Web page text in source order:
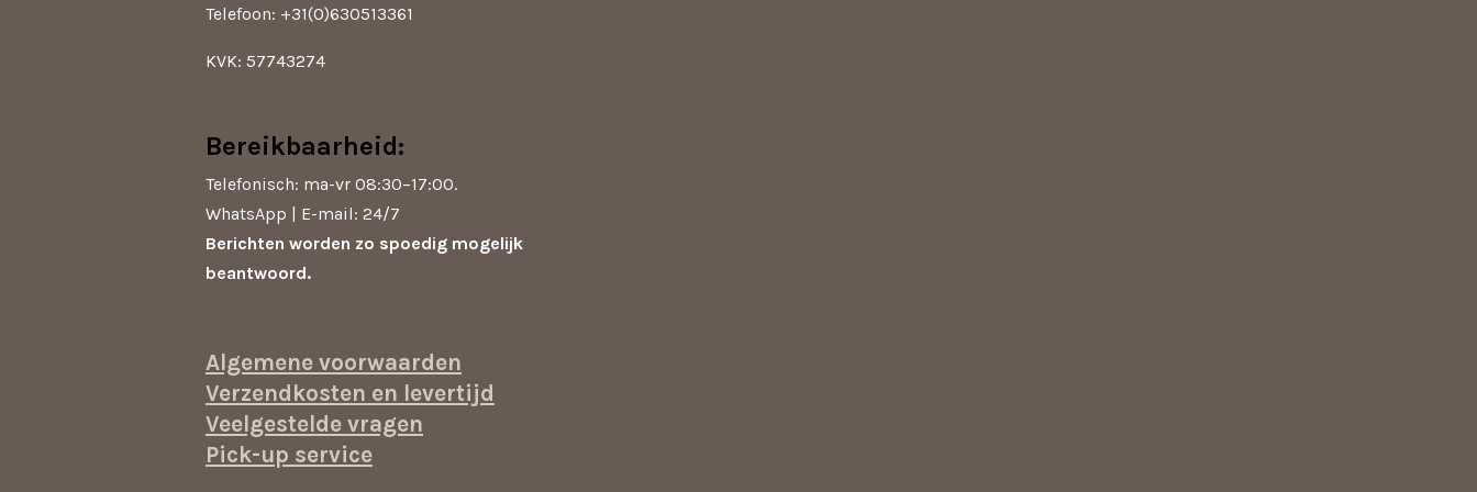
Telefoon: +31(0)630513361
KVK: 57743274
Bereikbaarheid:
Telefonisch: ma-vr 08:30–17:00.
WhatsApp | E-mail: 24/7
Berichten worden zo spoedig mogelijk
beantwoord.
Algemene voorwaarden
Verzendkosten en levertijd
Veelgestelde vragen
Pick-up service